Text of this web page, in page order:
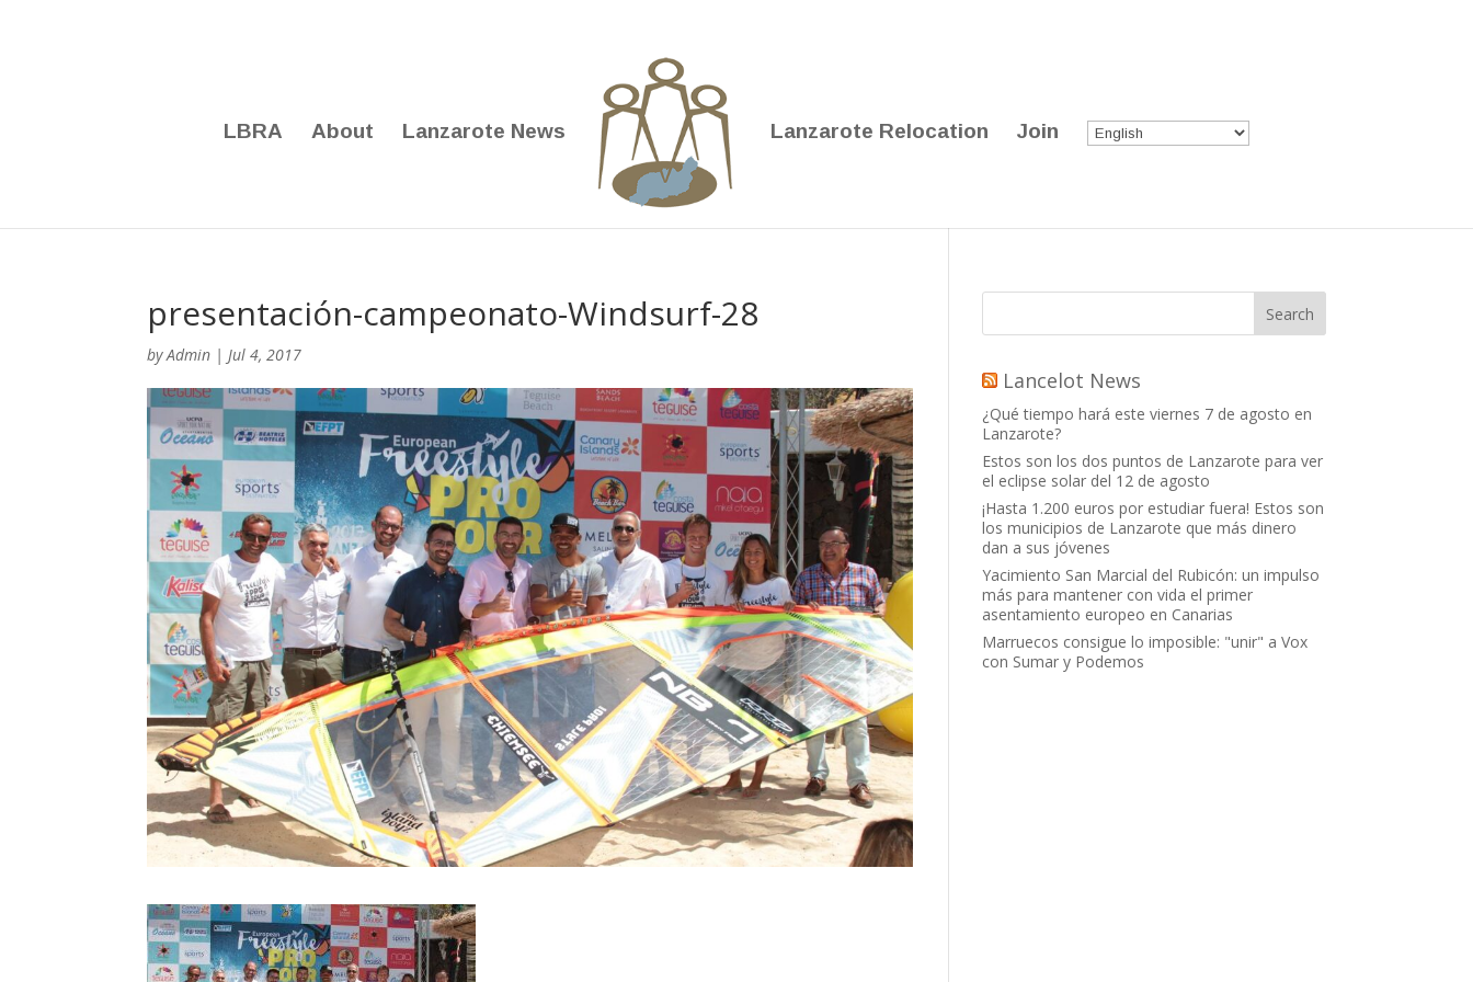
LBRA About Lanzarote News Lanzarote Relocation Join
presentación-campeonato-Windsurf-28
byAdmin |Jul 4, 2017
Lancelot News
¿Qué tiempo hará este viernes 7 de agosto en
Lanzarote?
Estos son los dos puntos de Lanzarote para ver
el eclipse solar del 12 de agosto
¡Hasta 1.200 euros por estudiar fuera! Estos son
los municipios de Lanzarote que más dinero
dan a sus jóvenes
Yacimiento San Marcial del Rubicón: un impulso
más para mantener con vida el primer
asentamiento europeo en Canarias
Marruecos consigue lo imposible: "unir" a Vox
con Sumar y Podemos